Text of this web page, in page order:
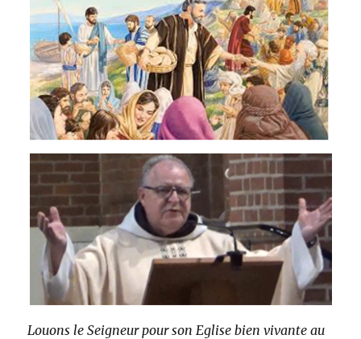
Louons le Seigneur pour son Eglise bien vivante au